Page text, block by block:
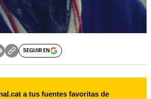
SEGUIR EN
a tus fuentes favoritas de